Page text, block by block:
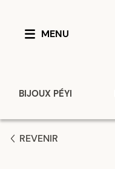
MENU
BIJOUX PÉYI
REVENIR